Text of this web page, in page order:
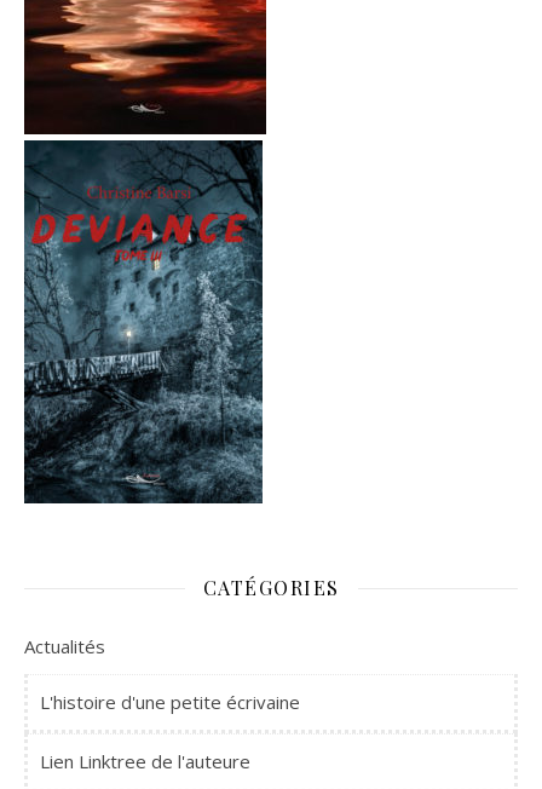
CATÉGORIES
Actualités
L'histoire d'une petite écrivaine
Lien Linktree de l'auteure